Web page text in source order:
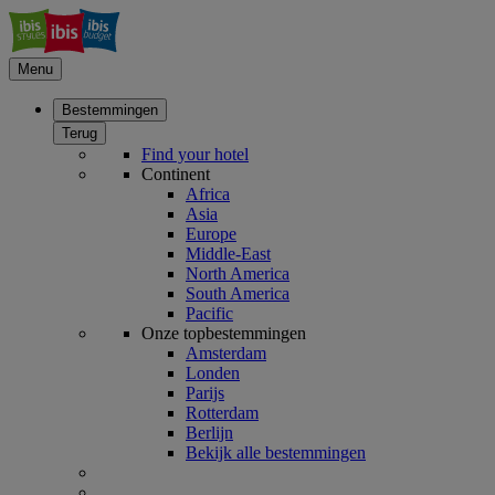
Menu
Bestemmingen
Terug
Find your hotel
Continent
Africa
Asia
Europe
Middle-East
North America
South America
Pacific
Onze topbestemmingen
Amsterdam
Londen
Parijs
Rotterdam
Berlijn
Bekijk alle bestemmingen